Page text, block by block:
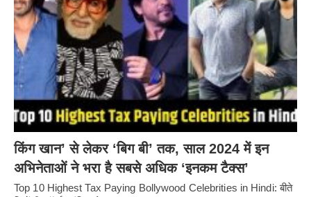
किंग खान’ से लेकर ‘बिग बी’ तक, साल 2024 में इन
अभिनेताओं ने भरा है सबसे अधिक ‘इनकम टैक्स’
Top 10 Highest Tax Paying Bollywood Celebrities in Hindi: बीते